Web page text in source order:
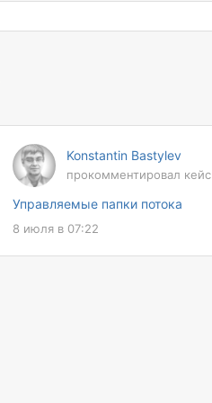
Konstantin Bastylev
прокомментировал кейс
Управляемые папки потока
8 июля в 07:22